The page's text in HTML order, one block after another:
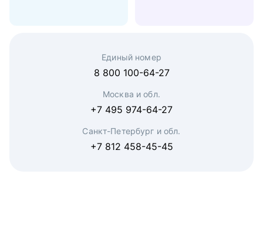
Единый номер
8 800 100-64-27
Москва и обл.
+7 495 974-64-27
Санкт-Петербург и обл.
+7 812 458-45-45